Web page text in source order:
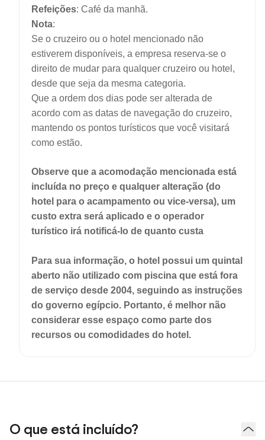
Refeições: Café da manhã.
Nota:
Se o cruzeiro ou o hotel mencionado não
estiverem disponíveis, a empresa reserva-se o
direito de mudar para qualquer cruzeiro ou hotel,
desde que seja da mesma categoria.
Que a ordem dos dias pode ser alterada de
acordo com as datas de navegação do cruzeiro,
mantendo os pontos turísticos que você visitará
como estão.
Observe que a acomodação mencionada está
incluída no preço e qualquer alteração (do
hotel para o acampamento ou vice-versa), um
custo extra será aplicado e o operador
turístico irá notificá-lo de quanto custa
Para sua informação, o hotel possui um quintal
aberto não utilizado com piscina que está fora
de serviço desde 2004, seguindo as instruções
do governo egípcio. Portanto, é melhor não
considerar esse espaço como parte dos
recursos ou comodidades do hotel.
O que está incluído?